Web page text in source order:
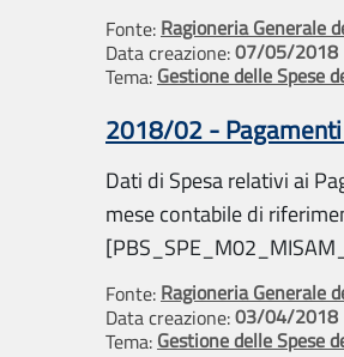
Fonte: Ragioneria Generale
Data creazione:07/05/2018
Tema: Gestione delle Spese
2018/02 -
Dati di Spesa relativi ai
mese contabile di
Fonte: Ragioneria Generale
Data creazione:03/04/2018
Tema: Gestione delle Spese